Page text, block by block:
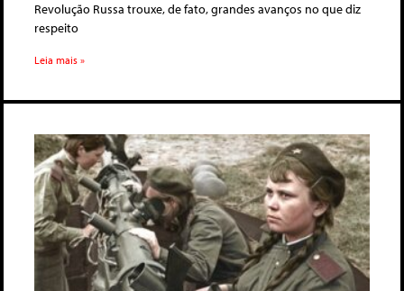
Revolução Russa trouxe, de fato, grandes avanços no que diz
respeito
Leia mais »